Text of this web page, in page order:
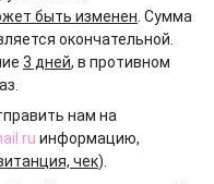
быть изменен . Сумма
окончательной.
3 дней, в противном
нам на
информацию,
чек).